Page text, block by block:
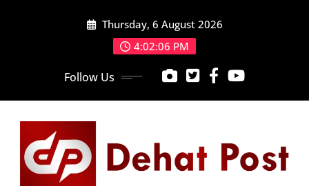
Thursday, 6 August 2026
4:02:08 PM
Follow Us